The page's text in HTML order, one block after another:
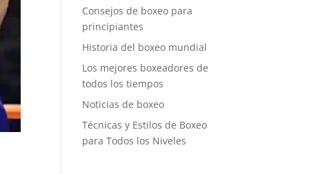
Consejos de boxeo para
principiantes
Historia del boxeo mundial
Los mejores boxeadores de
todos los tiempos
Noticias de boxeo
Técnicas y Estilos de Boxeo
para Todos los Niveles